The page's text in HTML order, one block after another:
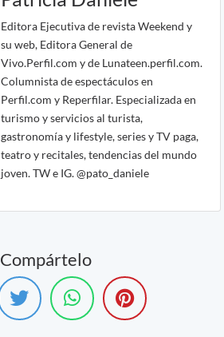
Editora Ejecutiva de revista Weekend y
su web, Editora General de
Vivo.Perfil.com y de Lunateen.perfil.com.
Columnista de espectáculos en
Perfil.com y Reperfilar. Especializada en
turismo y servicios al turista,
gastronomía y lifestyle, series y TV paga,
teatro y recitales, tendencias del mundo
joven. TW e IG. @pato_daniele
Compártelo